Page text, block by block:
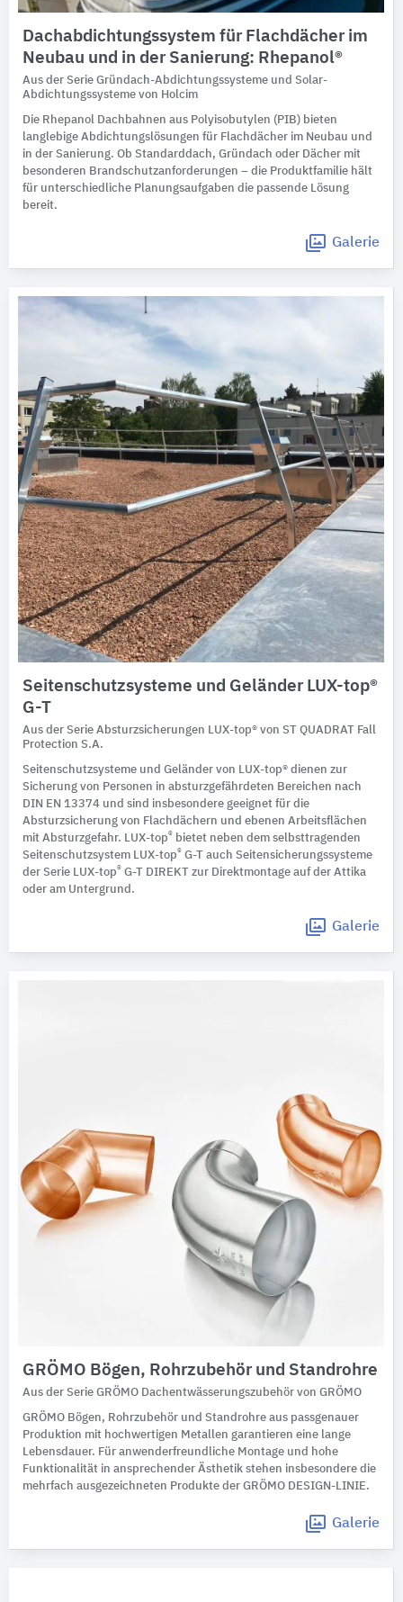
Dachabdichtungssystem für Flachdächer im
Neubau und in der Sanierung: Rhepanol®
Aus der Serie Gründach-Abdichtungssysteme und Solar-
Abdichtungssysteme von Holcim
Die Rhepanol Dachbahnen aus Polyisobutylen (PIB) bieten
langlebige Abdichtungslösungen für Flachdächer im Neubau und
in der Sanierung. Ob Standarddach, Gründach oder Dächer mit
besonderen Brandschutzanforderungen – die Produktfamilie hält
für unterschiedliche Planungsaufgaben die passende Lösung
bereit.
Galerie
Seitenschutzsysteme und Geländer LUX-top®
G-T
Aus der Serie Absturzsicherungen LUX-top® von ST QUADRAT Fall
Protection S.A.
Seitenschutzsysteme und Geländer von LUX-top® dienen zur
Sicherung von Personen in absturzgefährdeten Bereichen nach
DIN EN 13374 und sind insbesondere geeignet für die
Absturzsicherung von Flachdächern und ebenen Arbeitsflächen
mit Absturzgefahr. LUX-top® bietet neben dem selbsttragenden
Seitenschutzsystem LUX-top® G-T auch Seitensicherungssysteme
der Serie LUX-top® G-T DIREKT zur Direktmontage auf der Attika
oder am Untergrund.
Galerie
GRÖMO Bögen, Rohrzubehör und Standrohre
Aus der Serie GRÖMO Dachentwässerungszubehör von GRÖMO
GRÖMO Bögen, Rohrzubehör und Standrohre aus passgenauer
Produktion mit hochwertigen Metallen garantieren eine lange
Lebensdauer. Für anwenderfreundliche Montage und hohe
Funktionalität in ansprechender Ästhetik stehen insbesondere die
mehrfach ausgezeichneten Produkte der GRÖMO DESIGN-LINIE.
Galerie